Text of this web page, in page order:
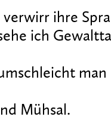
verwirr ihre
ich
man
Mühsal.